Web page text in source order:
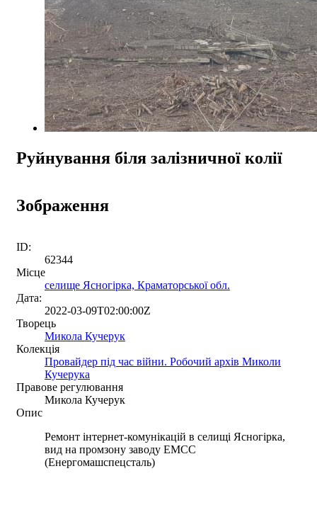
Руйнування біля залізничної колії
Зображення
ID:
62344
Місце
селище Ясногірка, Краматорської обл.
Дата:
2022-03-09T02:00:00Z
Творець
Микола Кучерук
Колекція
Провайдер під час війни. Робочий архів Миколи
Кучерука
Правове регулювання
Микола Кучерук
Опис
Ремонт інтернет-комунікацій в селищі Ясногірка,
вид на промзону заводу ЕМСС
(Енергомашспецсталь)